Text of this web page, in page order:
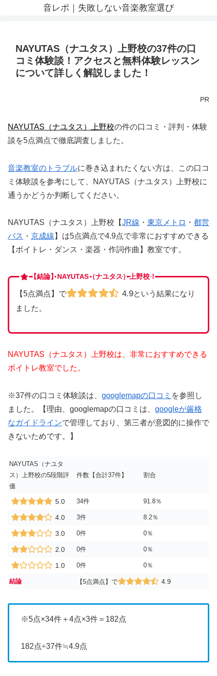
音レポ｜失敗しない音楽教室選び
NAYUTAS（ナユタス）上野校の37件の口
コミ体験談！アクセスと無料体験レッスン
について詳しく解説しました！
PR
NAYUTAS（ナユタス）上野校の件の口コミ・評判・体験
談を5点満点で徹底調査しました。
音楽教室のトラブルに巻き込まれたくない方は、この口コ
ミ体験談を参考にして、NAYUTAS（ナユタス）上野校に
通うかどうか判断してください。
NAYUTAS（ナユタス）上野校【JR線 ・ 東京メトロ ・ 都営
バス ・ 京成線 】は5点満点で4.9点で非常におすすめできる
【ボイトレ・ダンス・楽器・作詞作曲】教室です。
【結論】NAYUTAS（ナユタス）上野校！
【5点満点】で 4.9という結果になり
ました。
NAYUTAS（ナユタス）上野校は、非常におすすめできる
ボイトレ教室でした。
※37件の口コミ体験談は、 googlemapの口コミ を参照し
ました。【理由、googlemapの口コミは、 googleが厳格
なガイドラインで管理しており、第三者が意図的に操作で
きないためです。】
NAYUTAS（ナユタ
ス）上野校の5段階評
価
件数【合計37件】 割合
5.0 34件 91.8％
4.0 3件 8.2％
3.0 0件 0％
2.0 0件 0％
1.0 0件 0％
結論 【5点満点】で 4.9
※5点×34件＋4点×3件＝182点
182点÷37件≒4.9点